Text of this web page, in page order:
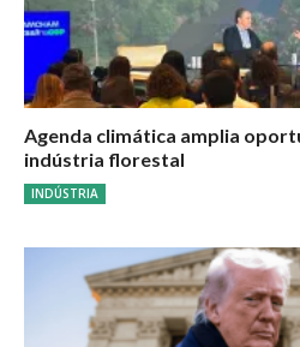
Agenda climática amplia
indústria florestal
INDÚSTRIA